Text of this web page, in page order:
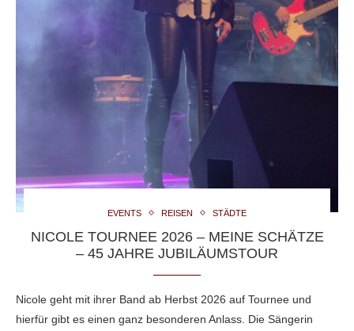
EVENTS REISEN STÄDTE
NICOLE TOURNEE 2026 – MEINE SCHÄTZE
– 45 JAHRE JUBILÄUMSTOUR
Nicole geht mit ihrer Band ab Herbst 2026 auf Tournee und
hierfür gibt es einen ganz besonderen Anlass. Die Sängerin